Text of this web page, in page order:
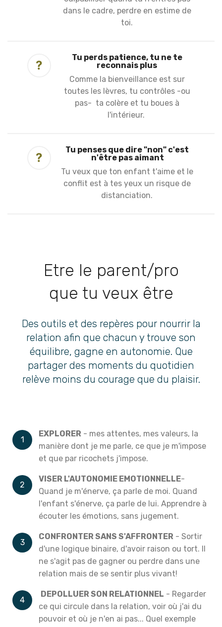
dans le cadre, perdre en estime de
toi.
?
Tu perds patience, tu ne te
reconnais plus
Comme la bienveillance est sur
toutes les lèvres, tu contrôles -ou
pas- ta colère et tu boues à
l'intérieur.
?
Tu penses que dire "non" c'est
n'être pas aimant
Tu veux que ton enfant t'aime et le
conflit est à tes yeux un risque de
distanciation.
Etre le parent/pro
que tu veux être
Des outils et des repères pour nourrir la
relation afin que chacun y trouve son
équilibre, gagne en autonomie. Que
partager des moments du quotidien
relève moins du courage que du plaisir.
EXPLORER - mes attentes, mes valeurs, la
manière dont je me parle, ce que je m'impose
et que par ricochets j'impose.
VISER L'AUTONOMIE EMOTIONNELLE-
Quand je m'énerve, ça parle de moi. Quand
l'enfant s'énerve, ça parle de lui. Apprendre à
écouter les émotions, sans jugement.
CONFRONTER SANS S'AFFRONTER - Sortir
d'une logique binaire, d'avoir raison ou tort. Il
ne s'agit pas de gagner ou perdre dans une
relation mais de se sentir plus vivant!
DEPOLLUER SON RELATIONNEL - Regarder
ce qui circule dans la relation, voir où j'ai du
pouvoir et où je n'en ai pas... Quel exemple